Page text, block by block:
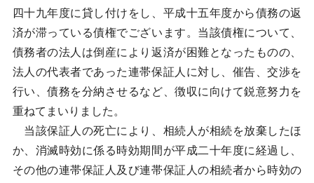
四十九年度に貸し付けをし、平成十五年度から債務の返
済が滞っている債権でございます。当該債権について、
債務者の法人は倒産により返済が困難となったものの、
法人の代表者であった連帯保証人に対し、催告、交渉を
行い、債務を分納させるなど、徴収に向けて鋭意努力を
重ねてまいりました。
当該保証人の死亡により、相続人が相続を放棄したほ
か、消滅時効に係る時効期間が平成二十年度に経過し、
その他の連帯保証人及び連帯保証人の相続者から時効の